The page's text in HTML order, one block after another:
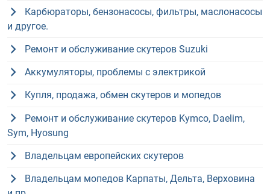
Карбюраторы, бензонасосы, фильтры, маслонасосы
и другое.
Ремонт и обслуживание скутеров Suzuki
Аккумуляторы, проблемы с электрикой
Купля, продажа, обмен скутеров и мопедов
Ремонт и обслуживание скутеров Kymco, Daelim,
Sym, Hyosung
Владельцам европейских скутеров
Владельцам мопедов Карпаты, Дельта, Верховина